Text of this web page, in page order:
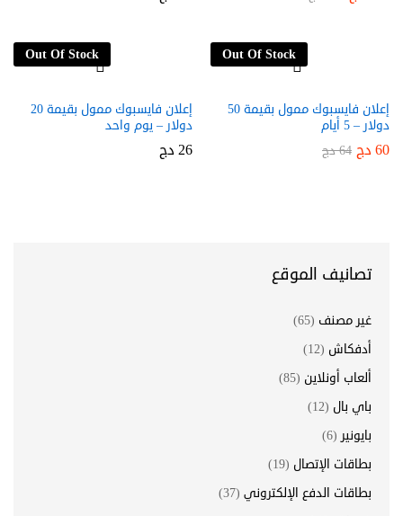
Out Of Stock
إعلان فايسبوك ممول بقيمة 20
دولار – يوم واحد
26دج
Out Of Stock
إعلان فايسبوك ممول بقيمة 50
دولار – 5 أيام
60دج 64 دج
تصانيف الموقع
غير مصنف (65)
أدفكاش (12)
ألعاب أونلاين (85)
باي بال (12)
بايونير (6)
بطاقات الإتصال (19)
بطاقات الدفع الإلكتروني (37)